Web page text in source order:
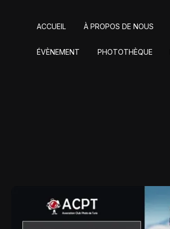
ACCUEIL À PROPOS DE NOUS
ÉVÈNEMENT PHOTOTHÈQUE